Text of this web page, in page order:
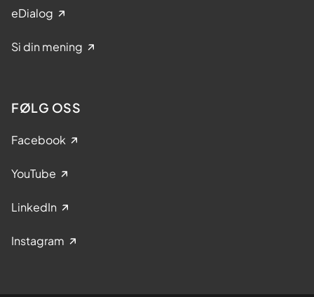
eDialog
Si din mening
FØLG OSS
Facebook
YouTube
LinkedIn
Instagram